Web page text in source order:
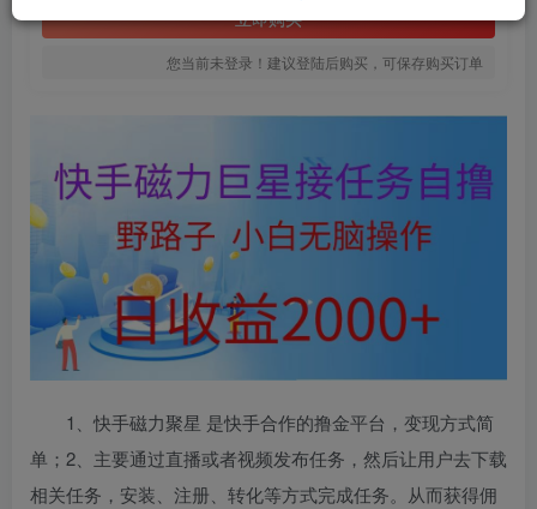
立即购买
您当前未登录！建议登陆后购买，可保存购买订单
1、快手磁力聚星 是快手合作的撸金平台，变现方式简
单；2、主要通过直播或者视频发布任务，然后让用户去下载
相关任务，安装、注册、转化等方式完成任务。从而获得佣